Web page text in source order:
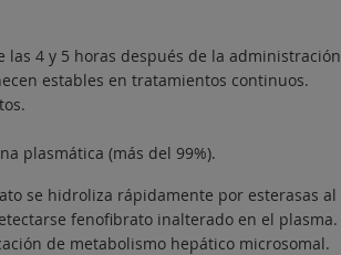
las 4 y 5 horas después de la administración
estables en tratamientos continuos.
plasmática (más del 99%).
se hidroliza rápidamente por esterasas al
fenofibrato inalterado en el plasma.
de metabolismo hepático microsomal.